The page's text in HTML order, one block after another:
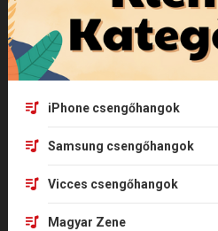
iPhone csengőhangok
Samsung csengőhangok
Vicces csengőhangok
Magyar Zene